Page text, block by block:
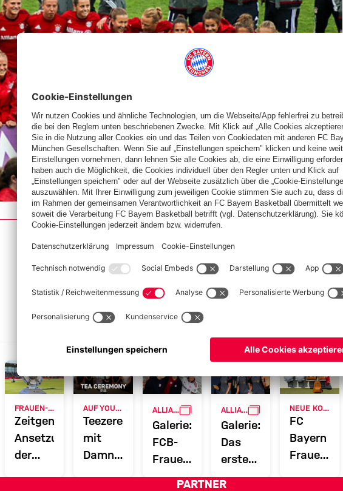
FRAUEN-BUNDESLIGA
Zeitgenaue
Ansetzung
der
Teezeremonie
mit
Damnjanović,
ALLIANZ WOMEN'S TOURGALLERIE
Galerie:
FCB-
Frauen
zu
ALLIANZ WOMEN'S TOURGALLERIE
Galerie:
Das
erste
Training
FC
Bayern
Frauen
PARTNER